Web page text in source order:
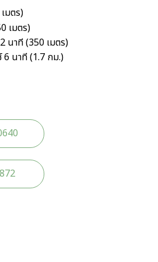
มตร)
เมตร)
นาที (350 เมตร)
นาที (1.7 กม.)